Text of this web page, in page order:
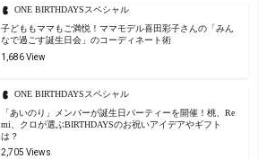
ONE BIRTHDAYSスペシャル
子どももママもご満悦！ママモデル喜田彩子さんの「みん
なで過ごす誕生日会」のコーディネート術
1,686 View
ONE BIRTHDAYSスペシャル
「あいのり」メンバーが誕生日パーティーを開催！桃、Re
mi、クロが選ぶBIRTHDAYSのお祝いアイデアやギフト
は？
2,705 Views